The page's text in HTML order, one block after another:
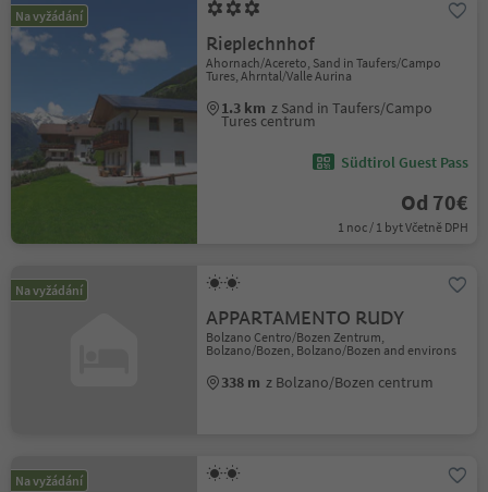
Na vyžádání
Rieplechnhof
Ahornach/Acereto, Sand in Taufers/Campo
Tures, Ahrntal/Valle Aurina
1.3 km z Sand in Taufers/Campo
Tures centrum
Südtirol Guest Pass
Od 70€
1 noc / 1 byt Včetně DPH
Na vyžádání
APPARTAMENTO RUDY
Bolzano Centro/Bozen Zentrum,
Bolzano/Bozen, Bolzano/Bozen and environs
338 m z Bolzano/Bozen centrum
Na vyžádání